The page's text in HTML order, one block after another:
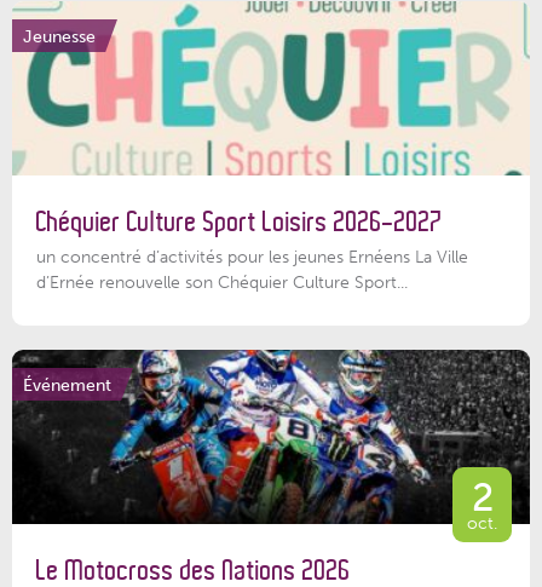
Jeunesse
Chéquier Culture Sport Loisirs 2026-2027
un concentré d’activités pour les jeunes Ernéens La Ville
d’Ernée renouvelle son Chéquier Culture Sport...
Événement
2
oct.
Le Motocross des Nations 2026